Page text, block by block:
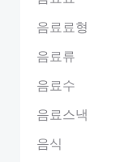
음료료형
음료류
음료수
음료스낵
음식